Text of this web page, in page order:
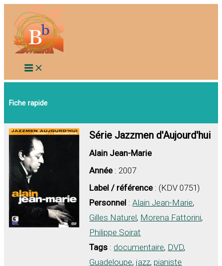
contenu
Fiche rapide
Série Jazzmen d'Aujourd'hui
Alain Jean-Marie
Année: 2007
Label / référence: (KDV 0751)
Personnel :Alain Jean-Marie,
Gilles Naturel, Morena Fattorini,
Philippe Soirat
Tags : documentaire, DVD,
Guadeloupe, jazz, pianiste